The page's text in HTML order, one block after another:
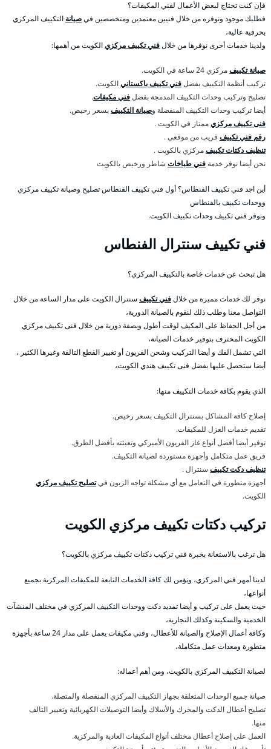
فإن كنت تحتاج لبعض الأعمال لفني المكيفات؟
فطلبك موجود ونوفره من خلال فنيين معتمدين ومتخصصين فيصيانة التكييف المركزي
بحرفية عالية،
ولدينا خدمات أخرى نوفرها من خلالفني تكييف مركزيالكويت من أهمها:
صيانة تكييفمركزي 24 ساعة في الكويت.
تركيب أنظمة التكييف بفضلفني تكييف باكستانيالكويت.
تصليح وتركيب وحدات التكييف المدمجة بفضلفني مكيفات.
أيضا تركيب وحدات التكييف المنفصلة وصيانة التكييفبسعر رخيص.
فنى تكييف مركزيممتاز في الكويت .
رقم فني تكييف قريب من موقعي .
تنظيف دكتات تكييفمركزي بالكويت .
نحن أيضا نوفر خدمة فني طباخات شاطر ورخيص بالكويت
أين اجد فني تكييف الفنطاس؟ أول فني تكييف الفنطاس تصليح وصيانة تكييف مركزي
ووحدات تكييف بالفنطاس
ونوفر فني تكييف وحدات تكييف الكويت.
فني تكييف سنترال الفنطاس
هل تبحث عن خدمات خاصة بالتكييف المركزي؟
نوفر لك خدمات مميزة من خلالفني تكييف سنترال الكويت على مدار الساعة من خلال
التواصل معنا وطلب ذلك لنقوم بالصيانة الدورية،
من أجل الحفاظ على المكيف لوقت أطول وبصفة دورية من خلال فنى تكييف مركزي
الكويت المحترف بتوفير خدمات الصيانة،
التي تشمل الفك و أيضا التركيب وشحن الفريون أو تغيير القطع التالفة وغيرها الكثير ،
أيضا ستحصل عليها بفضل فنى تكييف هندي الكويت،
الذي يقوم بكافة خدمات التكييف منها:
إصلاح كافة المشاكل بسنترال التكييف بسعر رخيص.
تقديم خدمات العزل للمكيفات.
توفير أيضا أفضل أنواع غاز الفريون الأميركي وتعبئته بأفضل الطرق.
فريق عمل متكامل وأجهزة مستوردة لصيانة التكييف.
تنظيف دكت تكييف سنترال .
أجهزة متطورة في التعامل مع أي مشكلة تواجه الزبون فيتصليح تكييف مركزي
الكويت.
تركيب دكتات تكييف مركزي الكويت
هل ترغب بالاستعانة بخبرة فني تركيب دكتات تكييف مركزي بالكويت؟
لدينا أمهر فني المركزي، ونؤمن لك كافة الخدمات التابعة للمكيفات المركزية بجميع
أنواعها،
حيث يعمل على تركيب و أيضا تمديد دكت ووحدات التكييف المركزي في مختلف المنشآت
الخدمية والسكينة وكذلك التجارية،
وكافة أعمال الإصلاح والصيانة للأعطال، وفني مكيفات يعمل على مدار 24 ساعة بأجهزة
متطورة ومعدات عمل متكاملة،
لصيانة التكييف المركزي بالكويت، ومن أهم أعماله:
صيانة جميع الوحدات المتعلقة بجهاز التكييف المركزي المنفصلة والمتصلة.
تصليح أعطال الدكت والمحرك والأسلاك وأيضا التوصيلات الكهربائية وتغيير التالف
منها.
العمل على إصلاح أعطال مختلف أنواع المكيفات العادية والمركزية.